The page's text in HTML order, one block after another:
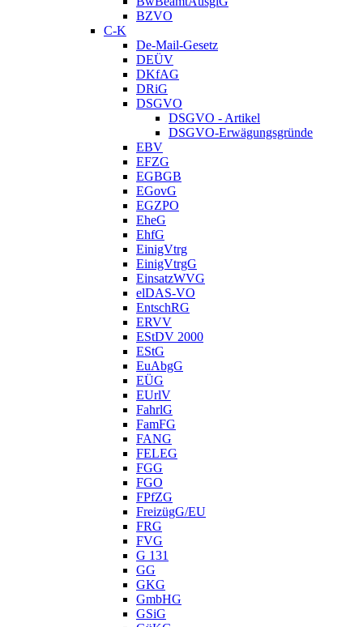
BZVO
C-K
De-Mail-Gesetz
DEÜV
DKfAG
DRiG
DSGVO
DSGVO - Artikel
DSGVO-Erwägungsgründe
EBV
EFZG
EGBGB
EGovG
EGZPO
EheG
EhfG
EinigVtrg
EinigVtrgG
EinsatzWVG
elDAS-VO
EntschRG
ERVV
EStDV 2000
EStG
EuAbgG
EÜG
EUrlV
FahrlG
FamFG
FANG
FELEG
FGG
FGO
FPfZG
FreizügG/EU
FRG
FVG
G 131
GG
GKG
GmbHG
GSiG